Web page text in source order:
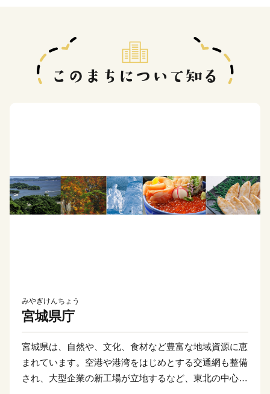
みやぎけんちょう
宮城県庁
宮城県は、自然や、文化、食材など豊富な地域資源に恵
まれています。空港や港湾をはじめとする交通網も整備
され、大型企業の新工場が立地するなど、東北の中心と